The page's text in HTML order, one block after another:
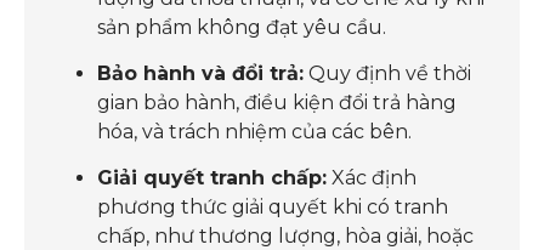
sản phẩm không đạt yêu cầu.
Bảo hành và đổi trả: Quy định về thời
gian bảo hành, điều kiện đổi trả hàng
hóa, và trách nhiệm của các bên.
Giải quyết tranh chấp: Xác định
phương thức giải quyết khi có tranh
chấp, như thương lượng, hòa giải, hoặc